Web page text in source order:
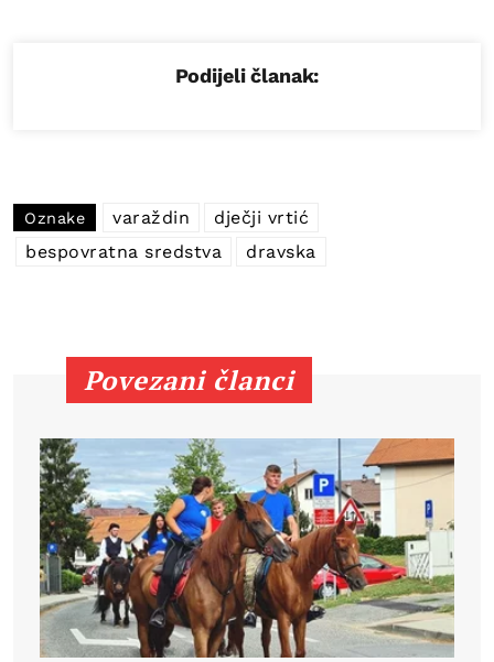
Podijeli članak:
Oznake varaždin
dječji vrtić
bespovratna sredstva
dravska
Povezani članci